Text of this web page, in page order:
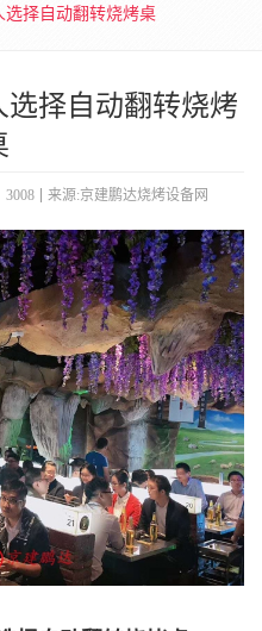
选择自动翻转烧烤桌
择自动翻转烧烤
3008 来源:京建鹏达烧烤设备网